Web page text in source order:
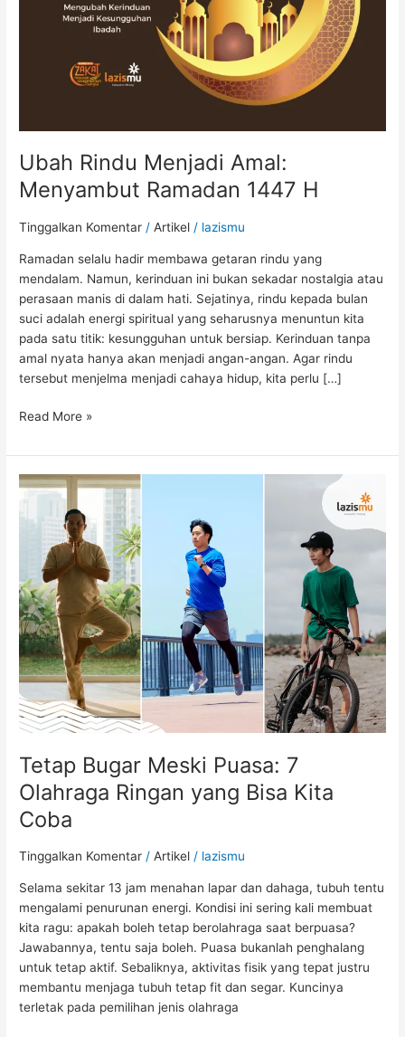
Ubah Rindu Menjadi Amal:
Menyambut Ramadan 1447 H
Tinggalkan Komentar /Artikel / lazismu
Ramadan selalu hadir membawa getaran rindu yang
mendalam. Namun, kerinduan ini bukan sekadar nostalgia atau
perasaan manis di dalam hati. Sejatinya, rindu kepada bulan
suci adalah energi spiritual yang seharusnya menuntun kita
pada satu titik: kesungguhan untuk bersiap. Kerinduan tanpa
amal nyata hanya akan menjadi angan-angan. Agar rindu
tersebut menjelma menjadi cahaya hidup, kita perlu […]
Read More »
Tetap Bugar Meski Puasa: 7
Olahraga Ringan yang Bisa Kita
Coba
Tinggalkan Komentar /Artikel / lazismu
Selama sekitar 13 jam menahan lapar dan dahaga, tubuh tentu
mengalami penurunan energi. Kondisi ini sering kali membuat
kita ragu: apakah boleh tetap berolahraga saat berpuasa?
Jawabannya, tentu saja boleh. Puasa bukanlah penghalang
untuk tetap aktif. Sebaliknya, aktivitas fisik yang tepat justru
membantu menjaga tubuh tetap fit dan segar. Kuncinya
terletak pada pemilihan jenis olahraga
Tetap
Meski
Puasa:
Olahraga
Ringan
yang
Bisa
Kita
Coba